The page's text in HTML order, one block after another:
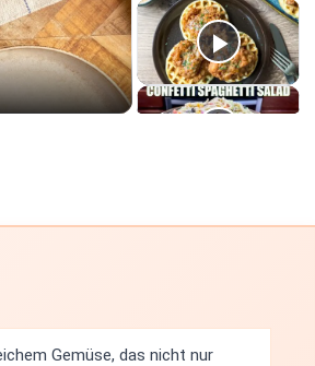
Gemüse, das nicht nur